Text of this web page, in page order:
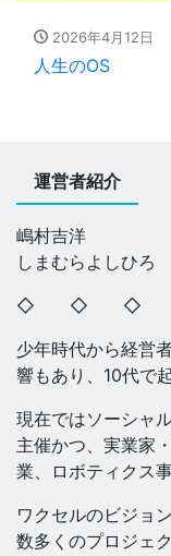
2026年4月12日
人生のOS
運営者紹介
嶋村吉洋
しまむらよしひろ
◇ ◇ ◇
少年時代から経営
響もあり、10代で起
現在ではソーシャ
主催かつ、実業家
業、ロボティクス
ワクセルのビジョ
数多くのプロジェ